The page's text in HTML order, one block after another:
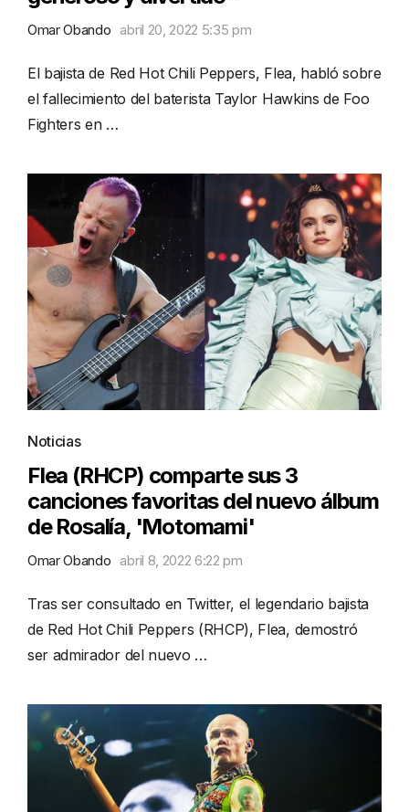
Omar Obando abril 20, 2022 5:35 pm
El bajista de Red Hot Chili Peppers, Flea, habló sobre
el fallecimiento del baterista Taylor Hawkins de Foo
Fighters en …
Noticias
Flea (RHCP) comparte sus 3
canciones favoritas del nuevo álbum
de Rosalía, 'Motomami'
Omar Obando abril 8, 2022 6:22 pm
Tras ser consultado en Twitter, el legendario bajista
de Red Hot Chili Peppers (RHCP), Flea, demostró
ser admirador del nuevo …